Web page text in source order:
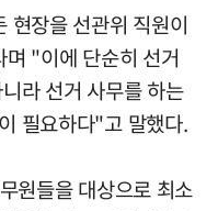
현장을 선관위 직원이
"이에 단순히 선거
라 선거 사무를 하는
필요하다"고 말했다.
원들을 대상으로 최소